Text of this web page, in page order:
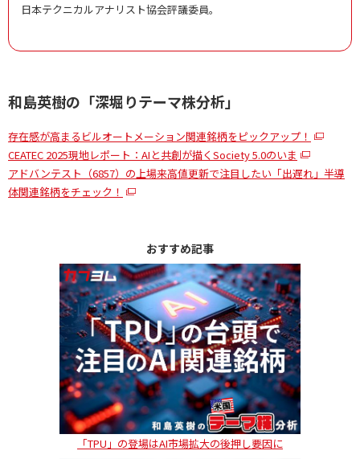
日本テクニカルアナリスト協会評議委員。
和島英樹の「深堀りテーマ株分析」
存在感が高まるビルオートメーション関連銘柄をピックアップ！
CEATEC 2025現地レポート：AIと共創が描くSociety 5.0のいま
アドバンテスト（6857）の上場来高値更新で注目したい「出遅れ」半導
体関連銘柄をチェック！
おすすめ記事
「TPU」の登場はAI市場拡大の後押し要因に